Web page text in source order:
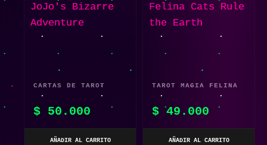
CARTAS DE TAROT
ADVENTURE
$ 50.000
AÑADIR AL CARRITO
TAROT MAGIA FELINA
$ 49.000
AÑADIR AL CARRITO